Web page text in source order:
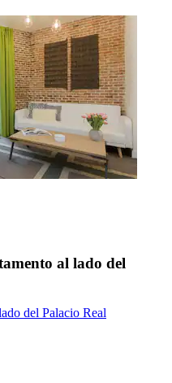
al lado del
del Palacio Real